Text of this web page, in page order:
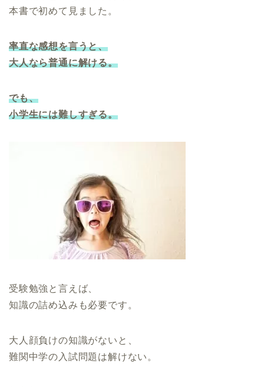
本書で初めて見ました。
率直な感想を言うと、
大人なら普通に解ける。
でも、
小学生には難しすぎる。
受験勉強と言えば、
知識の詰め込みも必要です。
大人顔負けの知識がないと、
難関中学の入試問題は解けない。